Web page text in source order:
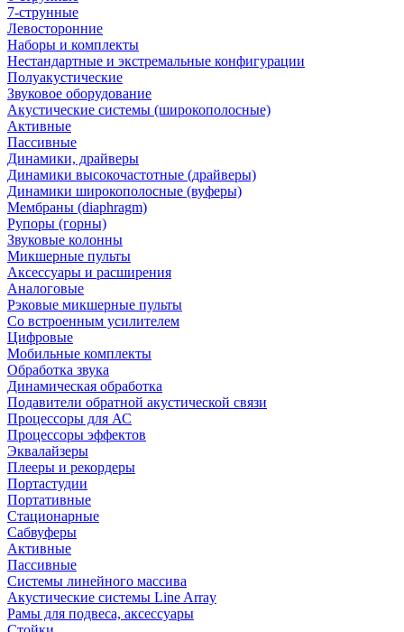
7-струнные
Левосторонние
Наборы и комплекты
Нестандартные и экстремальные конфигурации
Полуакустические
Звуковое оборудование
Акустические системы (широкополосные)
Активные
Пассивные
Динамики, драйверы
Динамики высокочастотные (драйверы)
Динамики широкополосные (вуферы)
Мембраны (diaphragm)
Рупоры (горны)
Звуковые колонны
Микшерные пульты
Аксессуары и расширения
Аналоговые
Рэковые микшерные пульты
Со встроенным усилителем
Цифровые
Мобильные комплекты
Обработка звука
Динамическая обработка
Подавители обратной акустической связи
Процессоры для АС
Процессоры эффектов
Эквалайзеры
Плееры и рекордеры
Портастудии
Портативные
Стационарные
Сабвуферы
Активные
Пассивные
Системы линейного массива
Акустические системы Line Array
Рамы для подвеса, аксессуары